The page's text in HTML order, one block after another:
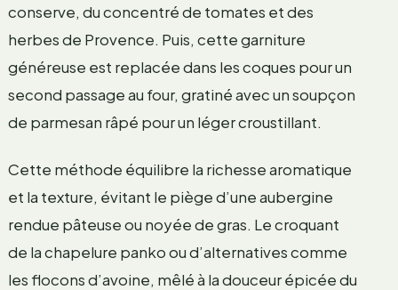
conserve, du concentré de tomates et des
herbes de Provence. Puis, cette garniture
généreuse est replacée dans les coques pour un
second passage au four, gratiné avec un soupçon
de parmesan râpé pour un léger croustillant.
Cette méthode équilibre la richesse aromatique
et la texture, évitant le piège d’une aubergine
rendue pâteuse ou noyée de gras. Le croquant
de la chapelure panko ou d’alternatives comme
les flocons d’avoine, mêlé à la douceur épicée du